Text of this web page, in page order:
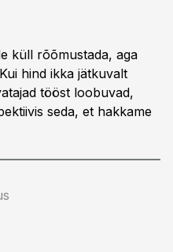
küll rõõmustada, aga
hind ikka jätkuvalt
tööst loobuvad,
seda, et hakkame